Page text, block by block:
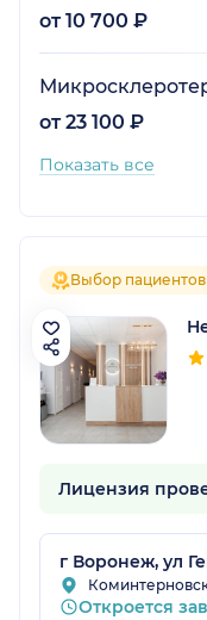
от 10 700 ₽
от 23 100 ₽
Показать все
Выбор пациентов
Лицензия
г Воронеж, ул
Откроется